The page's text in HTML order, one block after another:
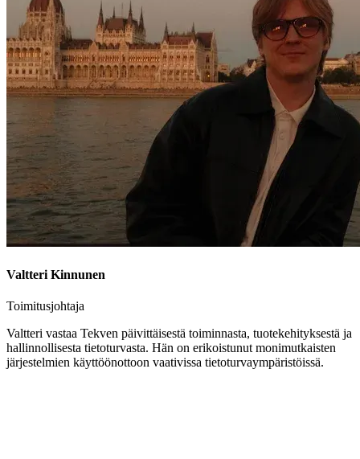
Valtteri Kinnunen
Toimitusjohtaja
Valtteri vastaa Tekven päivittäisestä toiminnasta, tuotekehityksestä ja
hallinnollisesta tietoturvasta. Hän on erikoistunut monimutkaisten
järjestelmien käyttöönottoon vaativissa tietoturvaympäristöissä.